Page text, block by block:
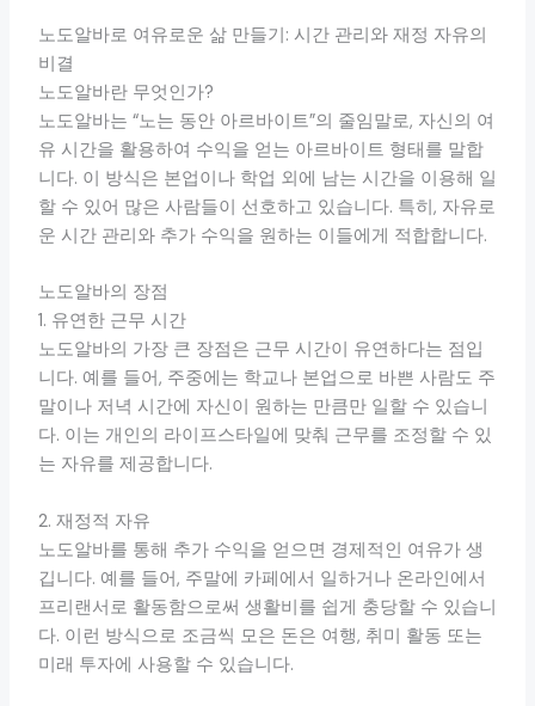
노도알바로 여유로운 삶 만들기: 시간 관리와 재정 자유의
비결
노도알바란 무엇인가?
노도알바는 “노는 동안 아르바이트”의 줄임말로, 자신의 여
유 시간을 활용하여 수익을 얻는 아르바이트 형태를 말합
니다. 이 방식은 본업이나 학업 외에 남는 시간을 이용해 일
할 수 있어 많은 사람들이 선호하고 있습니다. 특히, 자유로
운 시간 관리와 추가 수익을 원하는 이들에게 적합합니다.
노도알바의 장점
1. 유연한 근무 시간
노도알바의 가장 큰 장점은 근무 시간이 유연하다는 점입
니다. 예를 들어, 주중에는 학교나 본업으로 바쁜 사람도 주
말이나 저녁 시간에 자신이 원하는 만큼만 일할 수 있습니
다. 이는 개인의 라이프스타일에 맞춰 근무를 조정할 수 있
는 자유를 제공합니다.
2. 재정적 자유
노도알바를 통해 추가 수익을 얻으면 경제적인 여유가 생
깁니다. 예를 들어, 주말에 카페에서 일하거나 온라인에서
프리랜서로 활동함으로써 생활비를 쉽게 충당할 수 있습니
다. 이런 방식으로 조금씩 모은 돈은 여행, 취미 활동 또는
미래 투자에 사용할 수 있습니다.